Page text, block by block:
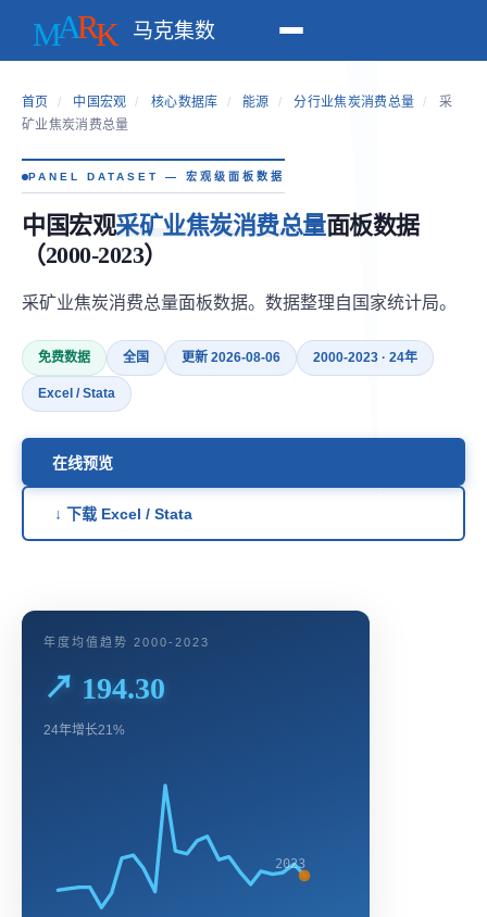
马克集数
首页 / 中国宏观 / 核心数据库 / 能源 / 分行业焦炭消费总量 /
采
矿业焦炭消费总量
PANEL DATASET — 宏观级面板数据
中国宏观采矿业焦炭消费总量面板数据
（2000-2023）
采矿业焦炭消费总量面板数据。数据整理自国家统计局。
免费数据 全国 更新 2026-08-06 2000-2023 · 24年
Excel / Stata
在线预览
↓ 下载 Excel / Stata
年度均值趋势 2000-2023
↗ 194.30
24年增长21%
2023